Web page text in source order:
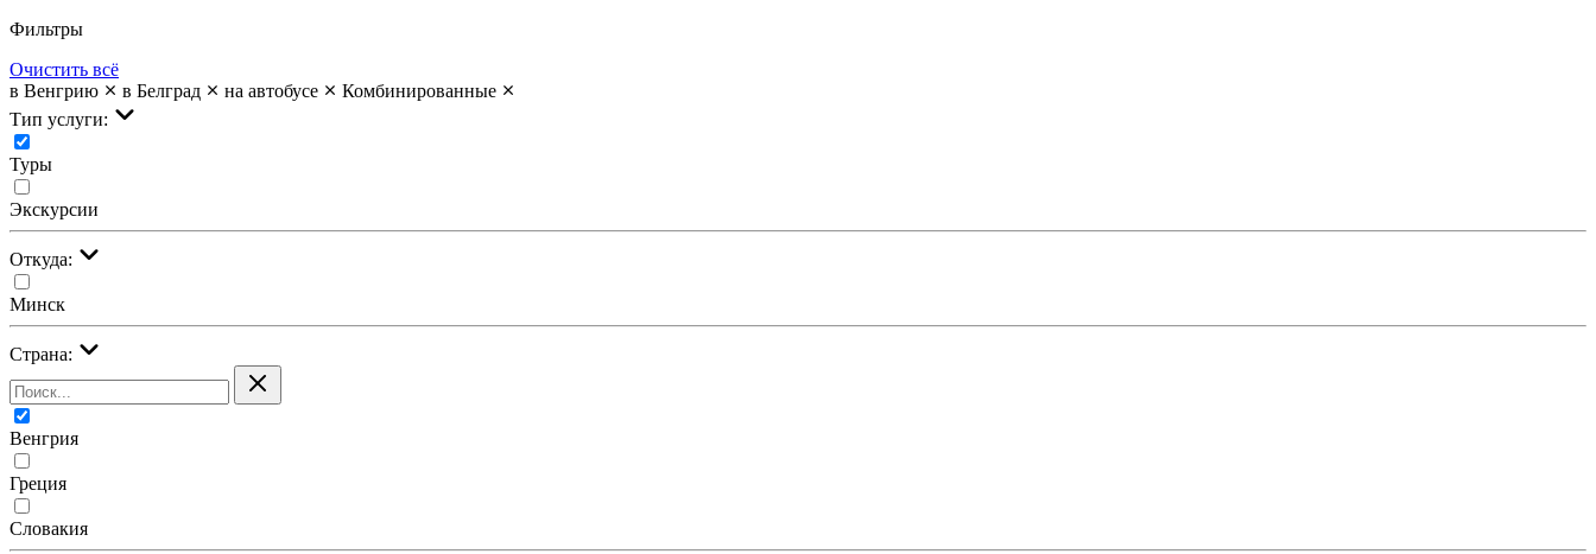
Фильтры
Очистить всё
в Венгрию
в Белград на автобусе
Комбинированные
Тип услуги:
Туры
Экскурсии
Откуда:
Минск
Страна:
Венгрия
Греция
Словакия